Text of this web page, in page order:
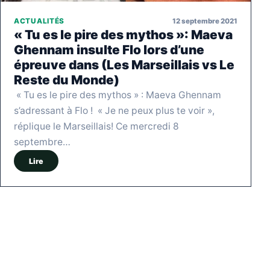
ACTUALITÉS 12 septembre 2021
« Tu es le pire des mythos »: Maeva
Ghennam insulte Flo lors d’une
épreuve dans (Les Marseillais vs Le
Reste du Monde)
« Tu es le pire des mythos » : Maeva Ghennam
s’adressant à Flo ! « Je ne peux plus te voir »,
réplique le Marseillais! Ce mercredi 8
septembre…
Lire